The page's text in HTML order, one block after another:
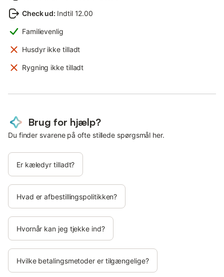
Check ud: Indtil 12.00
Familievenlig
Husdyr ikke tilladt
Rygning ikke tilladt
Brug for hjælp?
Du finder svarene på ofte stillede spørgsmål her.
Er kæledyr tilladt?
Hvad er afbestillingspolitikken?
Hvornår kan jeg tjekke ind?
Hvilke betalingsmetoder er tilgængelige?